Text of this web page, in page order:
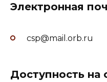
Электронная
csp@mail.orb.ru
Доступность на